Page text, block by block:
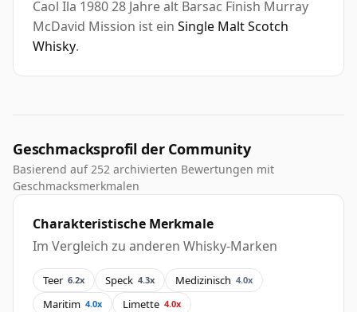
Caol Ila 1980 28 Jahre alt Barsac Finish Murray
McDavid Mission ist ein Single Malt Scotch
Whisky.
Geschmacksprofil der Community
Basierend auf 252 archivierten Bewertungen mit
Geschmacksmerkmalen
Charakteristische Merkmale
Im Vergleich zu anderen Whisky-Marken
Teer 6.2x Speck 4.3x Medizinisch 4.0x
Maritim 4.0x Limette 4.0x